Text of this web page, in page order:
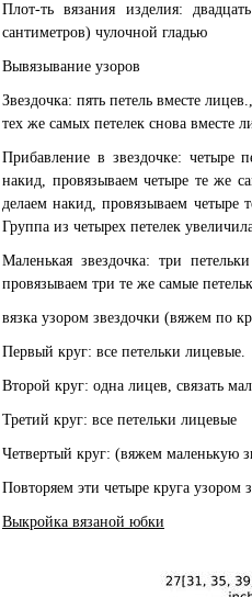
Плот-ть вязания изделия:
сантиметров) чулочной гладью
Вывязывание узоров
Звездочка: пять петель вместе
тех же самых петелек снова вместе
Прибавление в звездочке: четыре
накид, провязываем четыре те же
делаем накид, провязываем четыре
Группа из четырех петелек
Маленькая звездочка: три
провязываем три те же самые
вязка узором звездочки (вяжем по
Первый круг: все петельки лицевые.
Второй круг: одна лицев, связать
Третий круг: все петельки лицевые
Четвертый круг: (вяжем маленькую
Повторяем эти четыре круга узором
Выкройка вязаной юбки